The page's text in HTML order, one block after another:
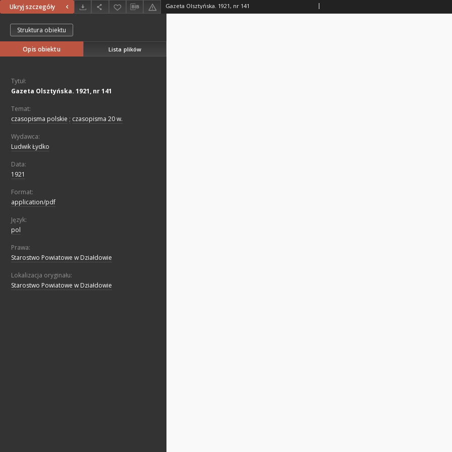
Ukryj szczegóły Gazeta Olsztyńska. 1921, nr 141
Struktura obiektu
Opis obiektu Lista plików
Tytuł:
Gazeta Olsztyńska. 1921, nr 141
Temat:
czasopisma polskie ; czasopisma 20 w.
Wydawca:
Ludwik Łydko
Data:
1921
Format:
application/pdf
Język:
pol
Prawa:
Starostwo Powiatowe w Działdowie
Lokalizacja oryginału:
Starostwo Powiatowe w Działdowie